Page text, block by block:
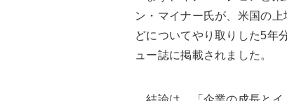
ン・マイナー氏が、米国の
どについてやり取りした5年
ュー誌に掲載されました。